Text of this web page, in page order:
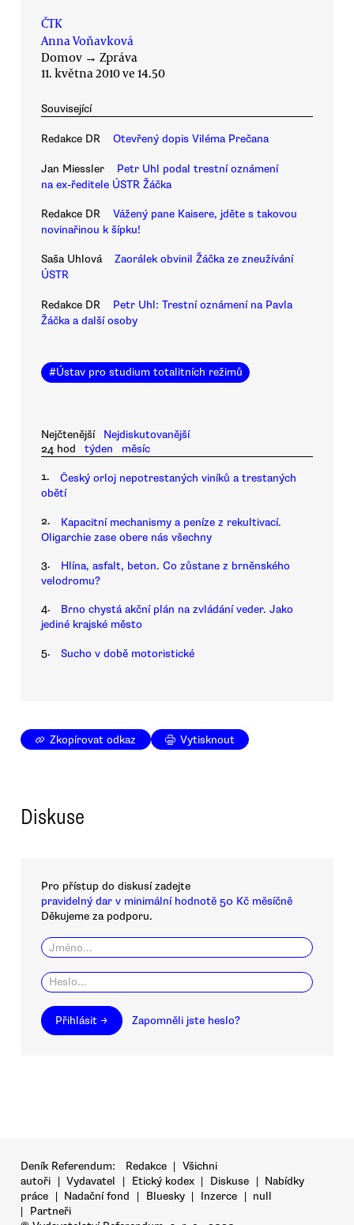
ČTK
Anna Voňavková
Domov → Zpráva
11. května 2010 ve 14.50
Související
Redakce DR Otevřený dopis Viléma Prečana
Jan Miessler
Petr Uhl podal trestní oznámení
na ex-ředitele ÚSTR Žáčka
Redakce DR
Vážený pane Kaisere, jděte s takovou
novinařinou k šípku!
Saša Uhlová
Zaorálek obvinil Žáčka ze zneužívání
ÚSTR
Redakce DR
Petr Uhl: Trestní oznámení na Pavla
Žáčka a další osoby
#Ústav pro studium totalitních režimů
Nejčtenější
Nejdiskutovanější
24 hod
týden měsíc
1.
Český orloj nepotrestaných viníků a trestaných
obětí
2.
Kapacitní mechanismy a peníze z rekultivací.
Oligarchie zase obere nás všechny
3.
Hlína, asfalt, beton. Co zůstane z brněnského
velodromu?
4.
Brno chystá akční plán na zvládání veder. Jako
jediné krajské město
5. Sucho v době motoristické
Zkopírovat odkaz Vytisknout
Diskuse
Pro přístup do diskusí zadejte
pravidelný dar v minimální hodnotě 50 Kč měsíčně
Děkujeme za podporu.
Přihlásit → Zapomněli jste heslo?
Deník Referendum: Redakce | Všichni
autoři | Vydavatel | Etický kodex | Diskuse | Nabídky
práce | Nadační fond | Bluesky | Inzerce | null
|
Partneři